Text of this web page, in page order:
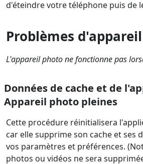
d'éteindre votre téléphone puis de
Problèmes
L'appareil photo ne fonctionne pas
Données de cache et de
Appareil photo pleines
Cette procédure réinitialisera
car elle supprime son cache et ses
vos paramètres et préférences.
photos ou vidéos ne sera